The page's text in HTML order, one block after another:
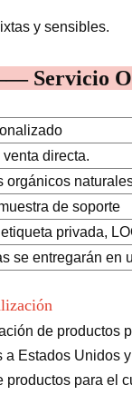
y sensibles.
Servicio
directa.
orgánicos
de soporte
privada,
se entregarán en
de productos
Estados Unidos
para el